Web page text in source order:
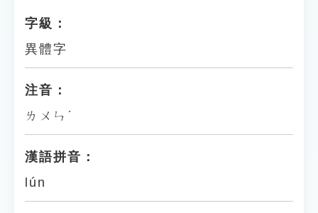
字級：
異體字
注音：
ㄌㄨㄣˊ
漢語拼音：
lún